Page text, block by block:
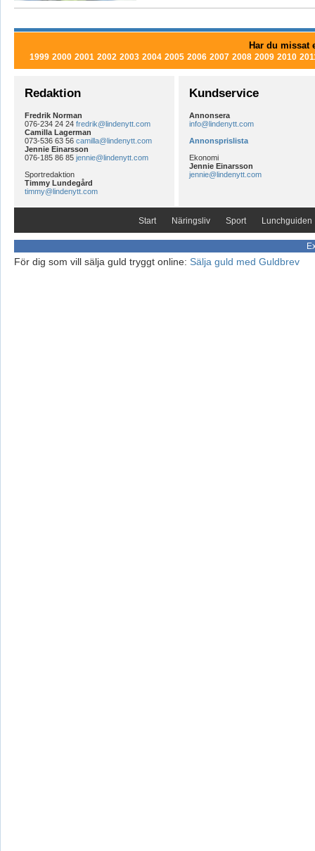
Har du missat
1999 2000 2001 2002 2003 2004 2005 2006 2007 2008 2009 2010
Redaktion
Fredrik Norman
076-234 24 24 fredrik@lindenytt.com
Camilla Lagerman
073-536 63 56 camilla@lindenytt.com
Jennie Einarsson
076-185 86 85 jennie@lindenytt.com
Sportredaktion
Timmy Lundegård
timmy@lindenytt.com
Kundservice
Annonsera
info@lindenytt.com
Annonsprislista
Ekonomi
Jennie Einarsson
jennie@lindenytt.com
Start Näringsliv Sport Lunchguiden
För dig som vill sälja guld tryggt online: Sälja guld med Guldbrev